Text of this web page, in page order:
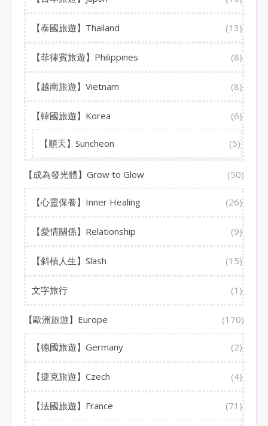
【泰國旅遊】Thailand (13)
【菲律賓旅遊】Philippines (8)
【越南旅遊】Vietnam (8)
【韓國旅遊】Korea (6)
【順天】Suncheon (5)
【成為發光體】Grow to Glow (50)
【心靈保養】Inner Healing (26)
【愛情關係】Relationship (9)
【斜槓人生】Slash (15)
文字旅行 (1)
【歐洲旅遊】Europe (170)
【德國旅遊】Germany (2)
【捷克旅遊】Czech (4)
【法國旅遊】France (71)